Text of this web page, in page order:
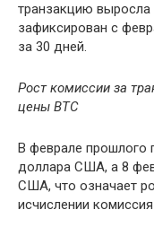
транзакцию
зафиксирован с
за 30 дней.
Рост комиссии за
цены BTC
В феврале прошлого
доллара США, а 8
США, что означает
исчислении